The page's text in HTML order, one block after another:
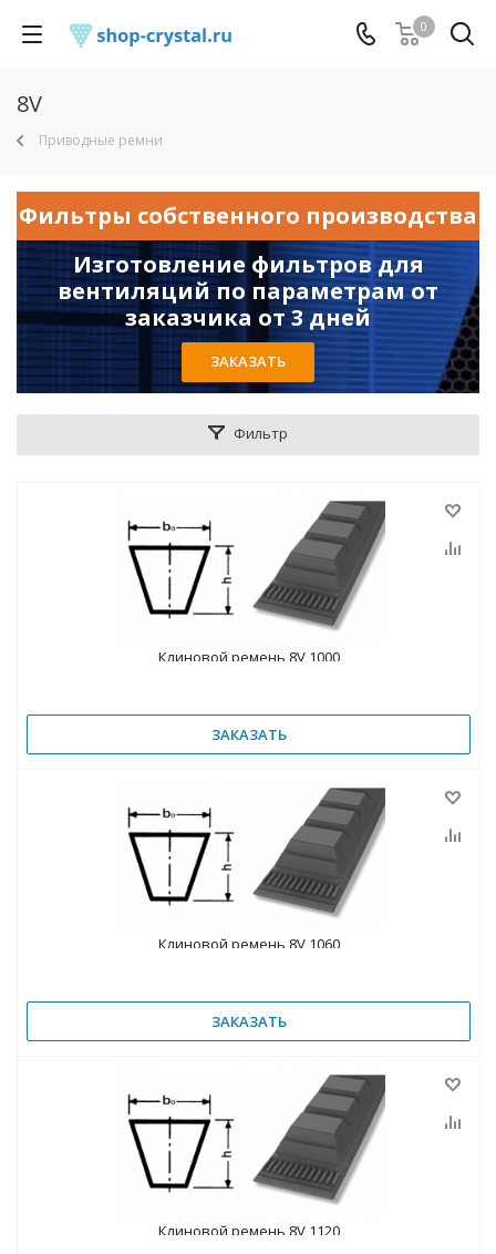
0
8V
Приводные ремни
Фильтры собственного производства
Изготовление фильтров для
вентиляций по параметрам от
заказчика от 3 дней
ЗАКАЗАТЬ
Фильтр
Клиновой ремень 8V 1000
ЗАКАЗАТЬ
Клиновой ремень 8V 1060
ЗАКАЗАТЬ
Клиновой ремень 8V 1120